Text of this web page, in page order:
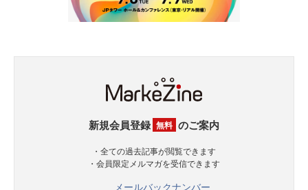
新規会員登録 無料 のご案内
・全ての過去記事が閲覧できます
・会員限定メルマガを受信できます
メールバックナンバー